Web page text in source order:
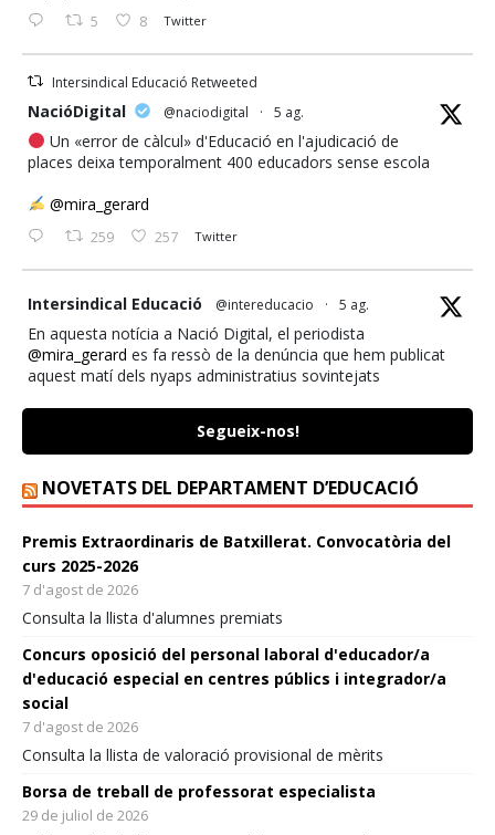
5 8 Twitter
Intersindical Educació Retweeted
NacióDigital @naciodigital · 5 ag.
Un «error de càlcul» d'Educació en l'ajudicació de
places deixa temporalment 400 educadors sense escola
@mira_gerard
259 257 Twitter
Intersindical Educació @intereducacio · 5 ag.
En aquesta notícia a Nació Digital, el periodista
@mira_gerard es fa ressò de la denúncia que hem publicat
aquest matí dels nyaps administratius sovintejats
@naciodigital
educativa pateix "caos administratiu" després d'una
places
@mira_gerard
https://naciodigital.cat/societat/un-error-de-calcul-
400-educadors-sense-escola.html
Intersindical Educació Retweeted
NacióDigital @naciodigital · 5 ag.
La Intersindical denuncia que el personal d'atenció
Segueix-nos!
NOVETATS DEL DEPARTAMENT D’EDUCACIÓ
Premis Extraordinaris de Batxillerat. Convocatòria del
curs 2025-2026
7 d'agost de 2026
Consulta la llista d'alumnes premiats
Concurs oposició del personal laboral d'educador/a
d'educació especial en centres públics i integrador/a
social
7 d'agost de 2026
Consulta la llista de valoració provisional de mèrits
Borsa de treball de professorat especialista
29 de juliol de 2026